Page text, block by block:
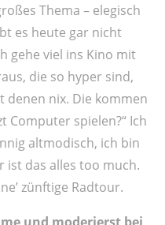
Thema – elegisch
es heute gar nicht
gehe viel ins Kino mit
die so hyper sind,
denen nix. Die kommen
Computer spielen?“ Ich
altmodisch, ich bin
ist das alles too much.
zünftige Radtour.
und moderierst bei